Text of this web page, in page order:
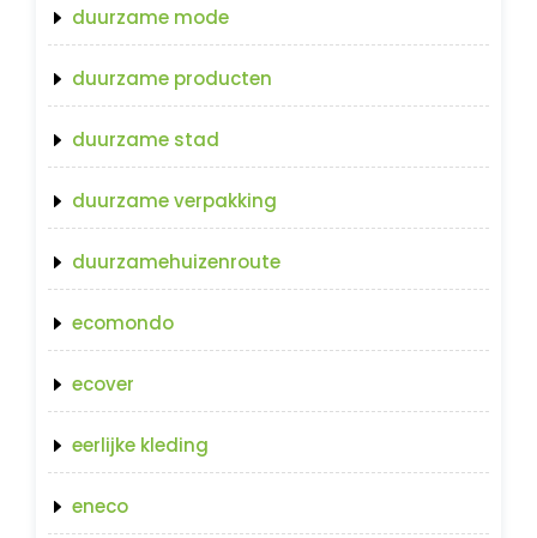
duurzame mode
duurzame producten
duurzame stad
duurzame verpakking
duurzamehuizenroute
ecomondo
ecover
eerlijke kleding
eneco